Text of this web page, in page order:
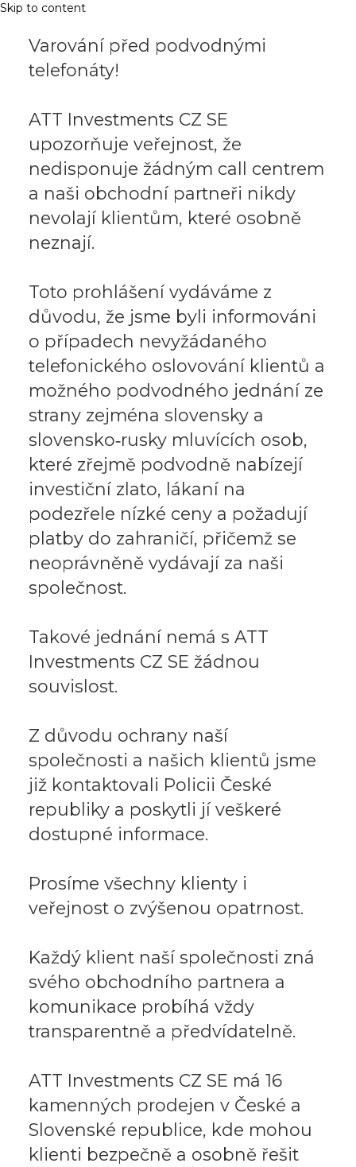
Skip to content
Varování před podvodnými
telefonáty!
ATT Investments CZ SE
upozorňuje veřejnost, že
nedisponuje žádným call centrem
a naši obchodní partneři nikdy
nevolají klientům, které osobně
neznají.
Toto prohlášení vydáváme z
důvodu, že jsme byli informováni
o případech nevyžádaného
telefonického oslovování klientů a
možného podvodného jednání ze
strany zejména slovensky a
slovensko‑rusky mluvících osob,
které zřejmě podvodně nabízejí
investiční zlato, lákaní na
podezřele nízké ceny a požadují
platby do zahraničí, přičemž se
neoprávněně vydávají za naši
společnost.
Takové jednání nemá s ATT
Investments CZ SE žádnou
souvislost.
Z důvodu ochrany naší
společnosti a našich klientů jsme
již kontaktovali Policii České
republiky a poskytli jí veškeré
dostupné informace.
Prosíme všechny klienty i
veřejnost o zvýšenou opatrnost.
Každý klient naší společnosti zná
svého obchodního partnera a
komunikace probíhá vždy
transparentně a předvídatelně.
ATT Investments CZ SE má 16
kamenných prodejen v České a
Slovenské republice, kde mohou
klienti bezpečně a osobně řešit